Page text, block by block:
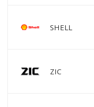
SHELL
ZIC